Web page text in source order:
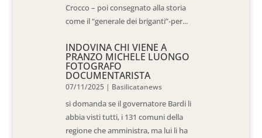
Crocco – poi consegnato alla storia
come il “generale dei briganti”-per...
INDOVINA CHI VIENE A
PRANZO MICHELE LUONGO
FOTOGRAFO
DOCUMENTARISTA
07/11/2025 | Basilicatanews
si domanda se il governatore Bardi li
abbia visti tutti, i 131 comuni della
regione che amministra, ma lui li ha